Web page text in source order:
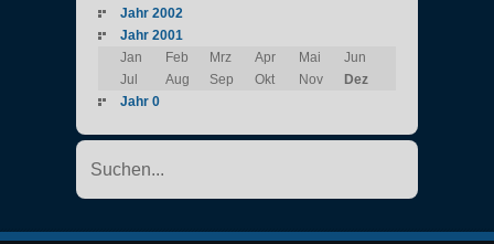
Jahr 2002
Jahr 2001
Jan
Feb Mrz Apr Mai
Jun
Jul
Aug Sep Okt Nov
Dez
Jahr 0